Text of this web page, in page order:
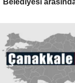
protokolü